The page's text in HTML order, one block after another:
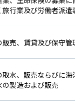
行業及び労働者派遣
売、賃貸及び保守管
水、販売ならびに海
の製造および販売